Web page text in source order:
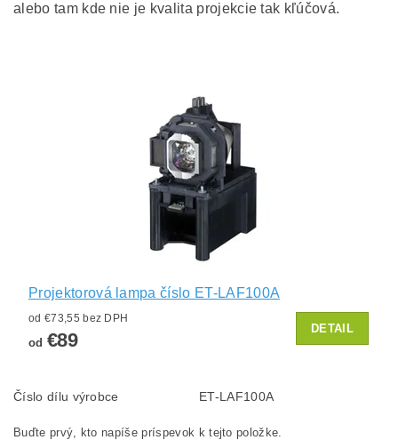
alebo tam kde nie je kvalita projekcie tak kľúčová.
Projektorová lampa číslo ET-LAF100A
od €73,55 bez DPH
od €89
DETAIL
Číslo dílu výrobce ET-LAF100A
Buďte prvý, kto napíše príspevok k tejto položke.